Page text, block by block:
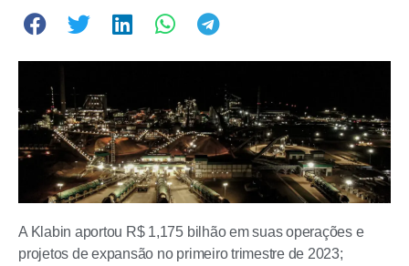
A Klabin aportou R$ 1,175 bilhão em suas operações e
projetos de expansão no primeiro trimestre de 2023;